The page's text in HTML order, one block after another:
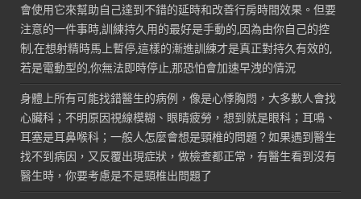
會使用它來幫助自己達到不錯的延時和改善行房時間效果。但要
注意的一件事時,訓練持久用的最好是手動的,因為由你自己的控
制,在想射精時馬上暫停,這樣的漸進訓練才是真正對持久有效的,
若是電動型的,你無法即時停止,那恐怕會加速早洩的情況
身體上所有可能找錯醫生的病例，像是心悸胸悶，大多數人會找
心臟科；不明原因視線模糊、眼睛疲勞，想到就是眼科；耳鳴、
耳塞是耳鼻喉科；一般人怎麼會想是頸椎的問題？如果遇到醫生
找不到病因，又反覆出現症狀，做檢查都正常，有醫生看到沒有
醫生時，你要考慮是不是頸椎出問題了